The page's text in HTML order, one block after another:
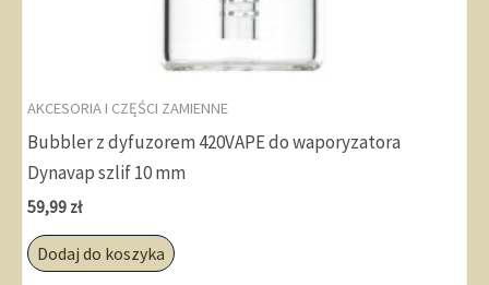
AKCESORIA I CZĘŚCI ZAMIENNE
Bubbler z dyfuzorem 420VAPE do waporyzatora
Dynavap szlif 10 mm
59,99 zł
Dodaj do koszyka